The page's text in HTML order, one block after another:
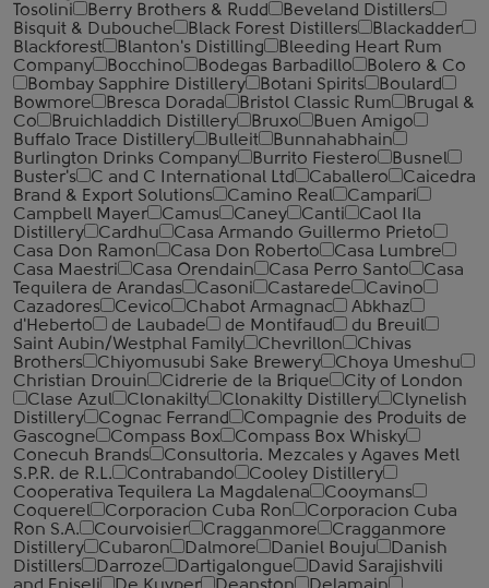
Tosolini
Berry Brothers & Rudd
Beveland Distillers
Bisquit & Dubouche
Black Forest Distillers
Blackadder
Blackforest
Blanton's Distilling
Bleeding Heart Rum
Company
Bocchino Bodegas Barbadillo
Bolero & Co
Bombay Sapphire Distillery
Botani Spirits
Boulard
Bowmore
Bresca Dorada Bristol Classic Rum
Brugal &
Co
Bruichladdich Distillery Bruxo
Buen Amigo
Buffalo Trace Distillery
Bulleit
Bunnahabhain
Burlington Drinks Company
Burrito Fiestero
Busnel
Buster's
C and C International Ltd Caballero
Caicedra
Brand & Export Solutions
Camino Real
Campari
Campbell Mayer
Camus Caney Canti
Caol Ila
Distillery
Cardhu
Casa Armando Guillermo Prieto
Casa Don Ramon
Casa Don Roberto
Casa Lumbre
Casa Maestri
Casa Orendain Casa Perro Santo
Casa
Tequilera de Arandas
Casoni Castarede
Cavino
Cazadores
Cevico Chabot Armagnac
Abkhaz
d'Heberto
de Laubade de Montifaud
du Breuil
Saint Aubin/Westphal Family
Chevrillon
Chivas
Brothers
Chiyomusubi Sake Brewery
Choya Umeshu
Christian Drouin
Cidrerie de la Brique
City of London
Clase Azul
Clonakilty Clonakilty Distillery
Clynelish
Distillery
Cognac Ferrand
Compagnie des Produits de
Gascogne
Compass Box
Compass Box Whisky
Conecuh Brands
Consultoria. Mezcales y Agaves Metl
S.P.R. de R.L.
Contrabando
Cooley Distillery
Cooperativa Tequilera La Magdalena
Cooymans
Coquerel
Corporacion Cuba Ron
Corporacion Cuba
Ron S.A.
Courvoisier Cragganmore
Cragganmore
Distillery
Cubaron Dalmore Daniel Bouju
Danish
Distillers
Darroze Dartigalongue
David Sarajishvili